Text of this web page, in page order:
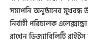
সমাপনি অনুষ্ঠানের মুখবন্ধ
নির্বাহী পরিচালক
রাখেন ডিজ্যাবিলিটি